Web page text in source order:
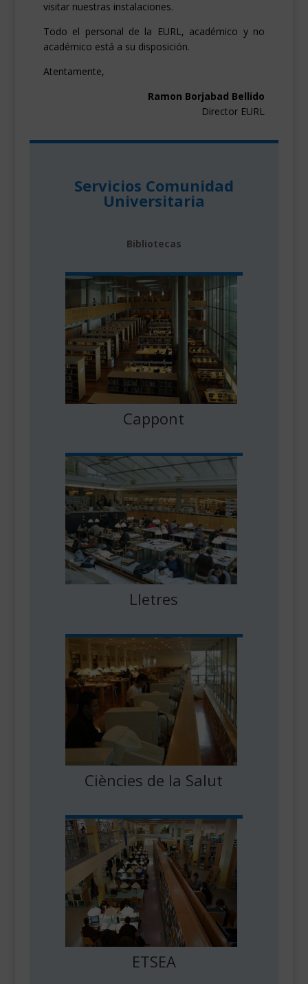
visitar nuestras instalaciones.
Todo el personal de la EURL, académico y no
académico está a su disposición.
Atentamente,
Ramon Borjabad Bellido
Director EURL
Servicios Comunidad
Universitaria
Bibliotecas
Cappont
Lletres
Ciències de la Salut
ETSEA